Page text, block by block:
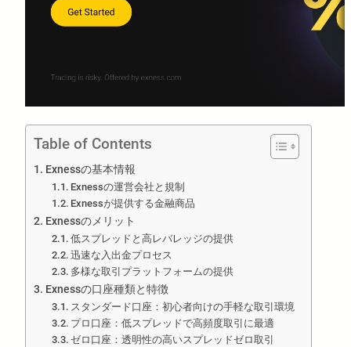
Table of Contents
Exnessの基本情報
Exnessの運営会社と規制
Exnessが提供する金融商品
Exnessのメリット
低スプレッドと高レバレッジの提供
迅速な入出金プロセス
多様な取引プラットフォームの提供
Exnessの口座種類と特徴
スタンダード口座：初心者向けの手軽な取引環境
プロ口座：低スプレッドで高頻度取引に最適
ゼロ口座：透明性の高いスプレッドゼロ取引